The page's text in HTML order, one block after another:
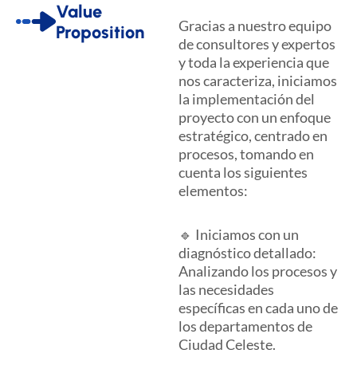
Value
Proposition
Gracias a nuestro equipo
de consultores y expertos
y toda la experiencia que
nos caracteriza, iniciamos
la implementación del
proyecto con un enfoque
estratégico, centrado en
procesos, tomando en
cuenta los siguientes
elementos:
🔹 Iniciamos con un
diagnóstico detallado:
Analizando los procesos y
las necesidades
específicas en cada uno de
los departamentos de
Ciudad Celeste.